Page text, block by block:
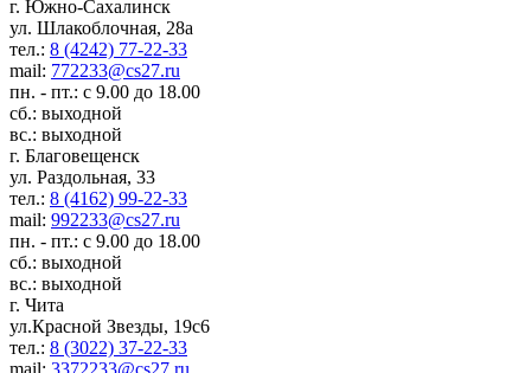
г. Южно-Сахалинск
ул. Шлакоблочная, 28а
тел.: 8 (4242) 77-22-33
mail: 772233@cs27.ru
пн. - пт.: с 9.00 до 18.00
сб.: выходной
вс.: выходной
г. Благовещенск
ул. Раздольная, 33
тел.: 8 (4162) 99-22-33
mail: 992233@cs27.ru
пн. - пт.: с 9.00 до 18.00
сб.: выходной
вс.: выходной
г. Чита
ул.Красной Звезды, 19с6
тел.: 8 (3022) 37-22-33
mail: 3372233@cs27.ru